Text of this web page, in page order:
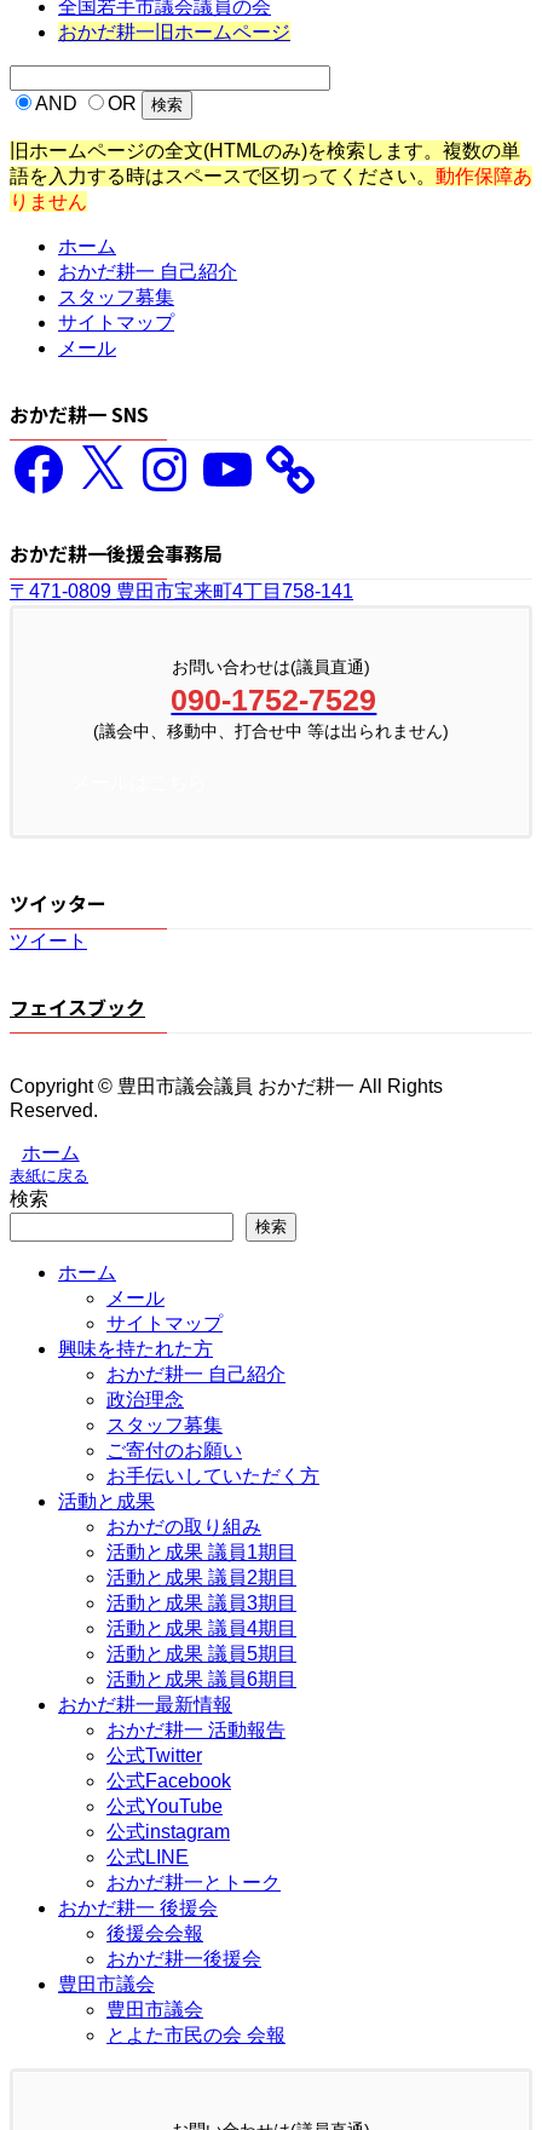
全国若手市議会議員の会
おかだ耕一旧ホームページ
AND OR
旧ホームページの全文(HTMLのみ)を検索します。複数の単
語を入力する時はスペースで区切ってください。 動作保障あ
りません
ホーム
おかだ耕一 自己紹介
スタッフ募集
サイトマップ
メール
おかだ耕一 SNS
Facebook
X InstagramYouTube
おかだ耕一後援会事務局
〒471-0809 豊田市宝来町4丁目758-141
お問い合わせは(議員直通)
090-1752-7529
(議会中、移動中、打合せ中 等は出られません)
ツイッター
ツイート
フェイスブック
Copyright © 豊田市議会議員 おかだ耕一 All Rights
Reserved.
ホーム
表紙に戻る
検索
検索
ホーム
メール
サイトマップ
興味を持たれた方
おかだ耕一 自己紹介
政治理念
スタッフ募集
ご寄付のお願い
お手伝いしていただく方
活動と成果
おかだの取り組み
活動と成果 議員1期目
活動と成果 議員2期目
活動と成果 議員3期目
活動と成果 議員4期目
活動と成果 議員5期目
活動と成果 議員6期目
おかだ耕一最新情報
おかだ耕一 活動報告
公式Twitter
公式Facebook
公式YouTube
公式instagram
公式LINE
おかだ耕一とトーク
おかだ耕一 後援会
後援会会報
おかだ耕一後援会
豊田市議会
豊田市議会
とよた市民の会 会報